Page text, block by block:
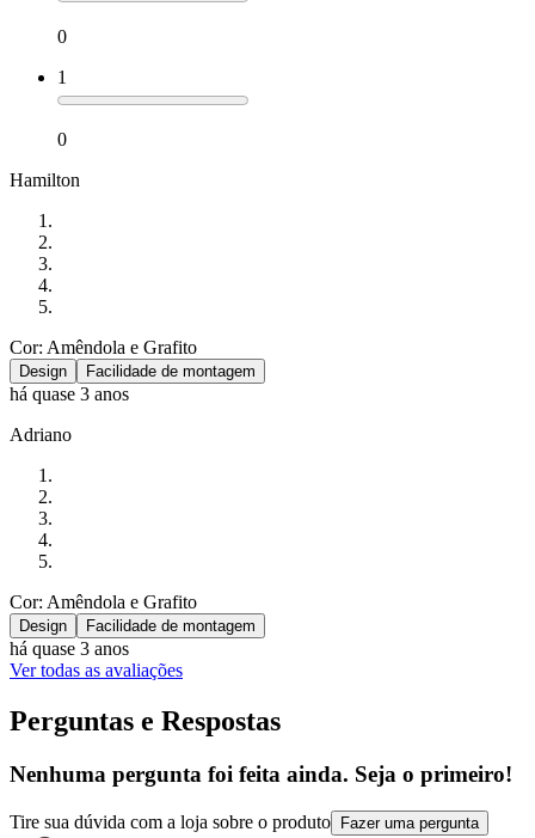
0
1
0
Hamilton
Cor: Amêndola e Grafito
Design Facilidade de montagem
há quase 3 anos
Adriano
Cor: Amêndola e Grafito
Design Facilidade de montagem
há quase 3 anos
Ver todas as avaliações
Perguntas e Respostas
Nenhuma pergunta foi feita ainda. Seja o primeiro!
Tire sua dúvida com a loja sobre o produto Fazer uma pergunta